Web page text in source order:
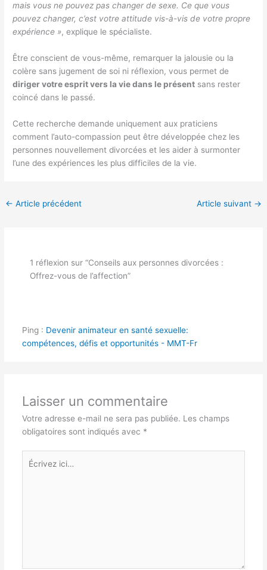
mais vous ne pouvez pas changer de sexe. Ce que vous
pouvez changer, c’est votre attitude vis-à-vis de votre propre
expérience », explique le spécialiste.
Être conscient de vous-même, remarquer la jalousie ou la
colère sans jugement de soi ni réflexion, vous permet de
diriger votre esprit vers la vie dans le présent sans rester
coincé dans le passé.
Cette recherche demande uniquement aux praticiens
comment l’auto-compassion peut être développée chez les
personnes nouvellement divorcées et les aider à surmonter
l’une des expériences les plus difficiles de la vie.
← Article précédent Article suivant →
1 réflexion sur “Conseils aux personnes divorcées :
Offrez-vous de l’affection”
Ping : Devenir animateur en santé sexuelle:
compétences, défis et opportunités - MMT-Fr
Laisser un commentaire
Votre adresse e-mail ne sera pas publiée. Les champs
obligatoires sont indiqués avec *
Écrivez
ici…